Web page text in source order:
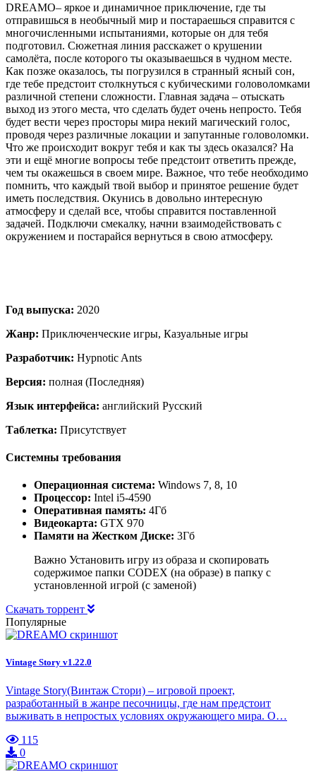
DREAMO– яркое и динамичное приключение, где ты
отправишься в необычный мир и постараешься справится с
многочисленными испытаниями, которые он для тебя
подготовил. Сюжетная линия расскажет о крушении
самолёта, после которого ты оказываешься в чудном месте.
Как позже оказалось, ты погрузился в странный ясный сон,
где тебе предстоит столкнуться с кубическими головоломками
различной степени сложности. Главная задача – отыскать
выход из этого места, что сделать будет очень непросто. Тебя
будет вести через просторы мира некий магический голос,
проводя через различные локации и запутанные головоломки.
Что же происходит вокруг тебя и как ты здесь оказался? На
эти и ещё многие вопросы тебе предстоит ответить прежде,
чем ты окажешься в своем мире. Важное, что тебе необходимо
помнить, что каждый твой выбор и принятое решение будет
иметь последствия. Окунись в довольно интересную
атмосферу и сделай все, чтобы справится поставленной
задачей. Подключи смекалку, начни взаимодействовать с
окружением и постарайся вернуться в свою атмосферу.
Год выпуска: 2020
Жанр: Приключенческие игры, Казуальные игры
Разработчик: Hypnotic Ants
Версия: полная (Последняя)
Язык интерфейса: английский Русский
Таблетка: Присутствует
Системны требования
Операционная система: Windows 7, 8, 10
Процессор: Intel i5-4590
Оперативная память: 4Гб
Видеокарта: GTX 970
Памяти на Жестком Диске: 3Гб
Важно Установить игру из образа и скопировать
содержимое папки CODEX (на образе) в папку с
установленной игрой (с заменой)
Скачать торрент
Популярные
Vintage Story v1.22.0
Vintage Story(Винтаж Стори) – игровой проект,
разработанный в жанре песочницы, где нам предстоит
выживать в непростых условиях окружающего мира. О…
115
0